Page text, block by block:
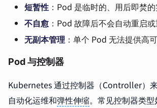
短暂性 ：Pod 是临时的、用后即焚
不自愈 ：Pod 故障后不会自动重启
无副本管理 ：单个 Pod 无法提供高
Pod 与控制器
Kubernetes 通过控制器（Controller）
自动化运维和弹性伸缩。常见控制器类型